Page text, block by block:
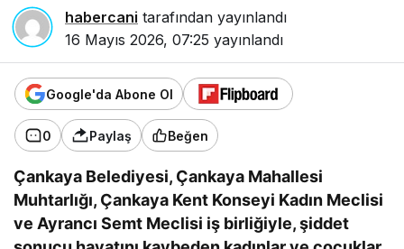
habercani tarafından yayınlandı
16 Mayıs 2026, 07:25 yayınlandı
Google'da Abone Ol
0 Paylaş Beğen
Çankaya Belediyesi, Çankaya Mahallesi
Muhtarlığı, Çankaya Kent Konseyi Kadın Meclisi
ve Ayrancı Semt Meclisi iş birliğiyle, şiddet